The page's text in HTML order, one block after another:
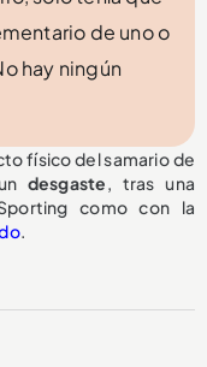
de uno o
hay ningún
físico del samario de
desgaste, tras una
como con la
.